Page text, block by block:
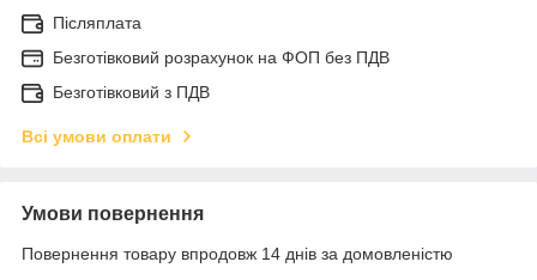
Післяплата
Безготівковий розрахунок на ФОП без ПДВ
Безготівковий з ПДВ
Всі умови оплати
Умови повернення
Повернення товару впродовж 14 днів за домовленістю